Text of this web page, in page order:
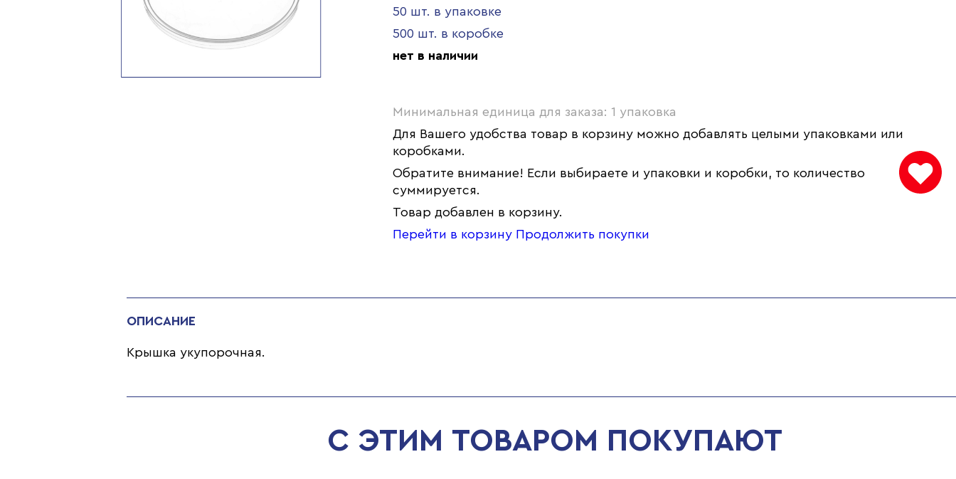
50 шт. в упаковке
500 шт. в коробке
нет в наличии
Минимальная единица для заказа: 1 упаковка
Для Вашего удобства товар в корзину можно добавлять целыми упаковками или
коробками.
Обратите внимание! Если выбираете и упаковки и коробки, то количество
суммируется.
Товар добавлен в корзину.
Перейти в корзину Продолжить покупки
ОПИСАНИЕ
Крышка укупорочная.
С ЭТИМ ТОВАРОМ ПОКУПАЮТ